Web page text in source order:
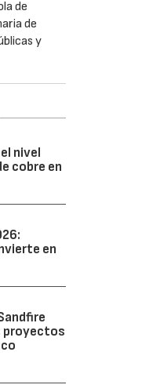
nivel
cobre en
en
proyectos